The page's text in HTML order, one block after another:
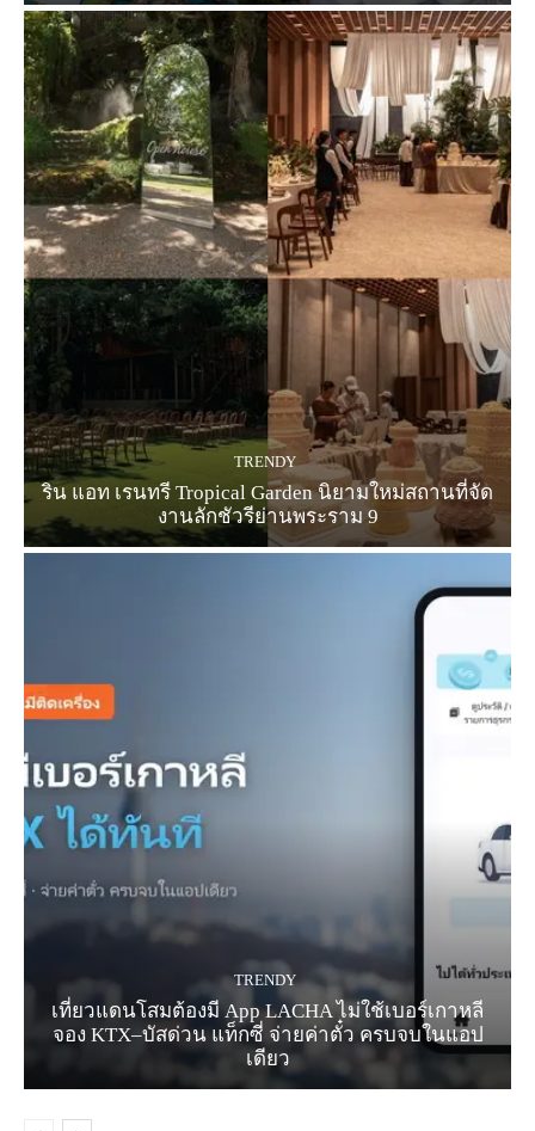
TRENDY
ริน แอท เรนทรี Tropical Garden นิยามใหม่สถานที่จัด
งานลักชัวรีย่านพระราม 9
TRENDY
เที่ยวแดนโสมต้องมี App LACHA ไม่ใช้เบอร์เกาหลี
จอง KTX–บัสด่วน แท็กซี่ จ่ายค่าตั๋ว ครบจบในแอป
เดียว